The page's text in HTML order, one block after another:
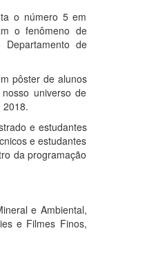
o número 5 em
o fenômeno de
de
pôster de alunos
universo de
2018.
e estudantes
e estudantes
da programação
e Ambiental,
e Filmes Finos,